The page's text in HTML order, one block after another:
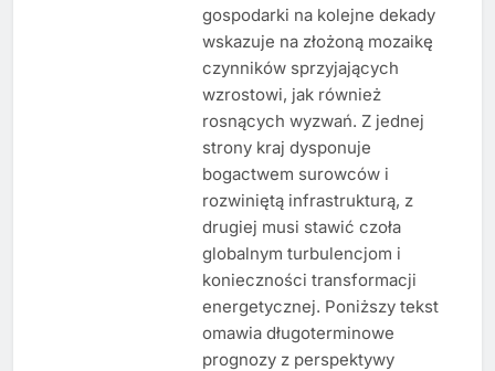
gospodarki na kolejne dekady
wskazuje na złożoną mozaikę
czynników sprzyjających
wzrostowi, jak również
rosnących wyzwań. Z jednej
strony kraj dysponuje
bogactwem surowców i
rozwiniętą infrastrukturą, z
drugiej musi stawić czoła
globalnym turbulencjom i
konieczności transformacji
energetycznej. Poniższy tekst
omawia długoterminowe
prognozy z perspektywy